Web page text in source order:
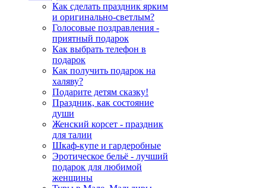
Как сделать праздник ярким
и оригинально-светлым?
Голосовые поздравления -
приятный подарок
Как выбрать телефон в
подарок
Как получить подарок на
халяву?
Подарите детям сказку!
Праздник, как состояние
души
Женский корсет - праздник
для талии
Шкаф-купе и гардеробные
Эротическое бельё - лучший
подарок для любимой
женщины